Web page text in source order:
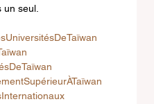
un seul.